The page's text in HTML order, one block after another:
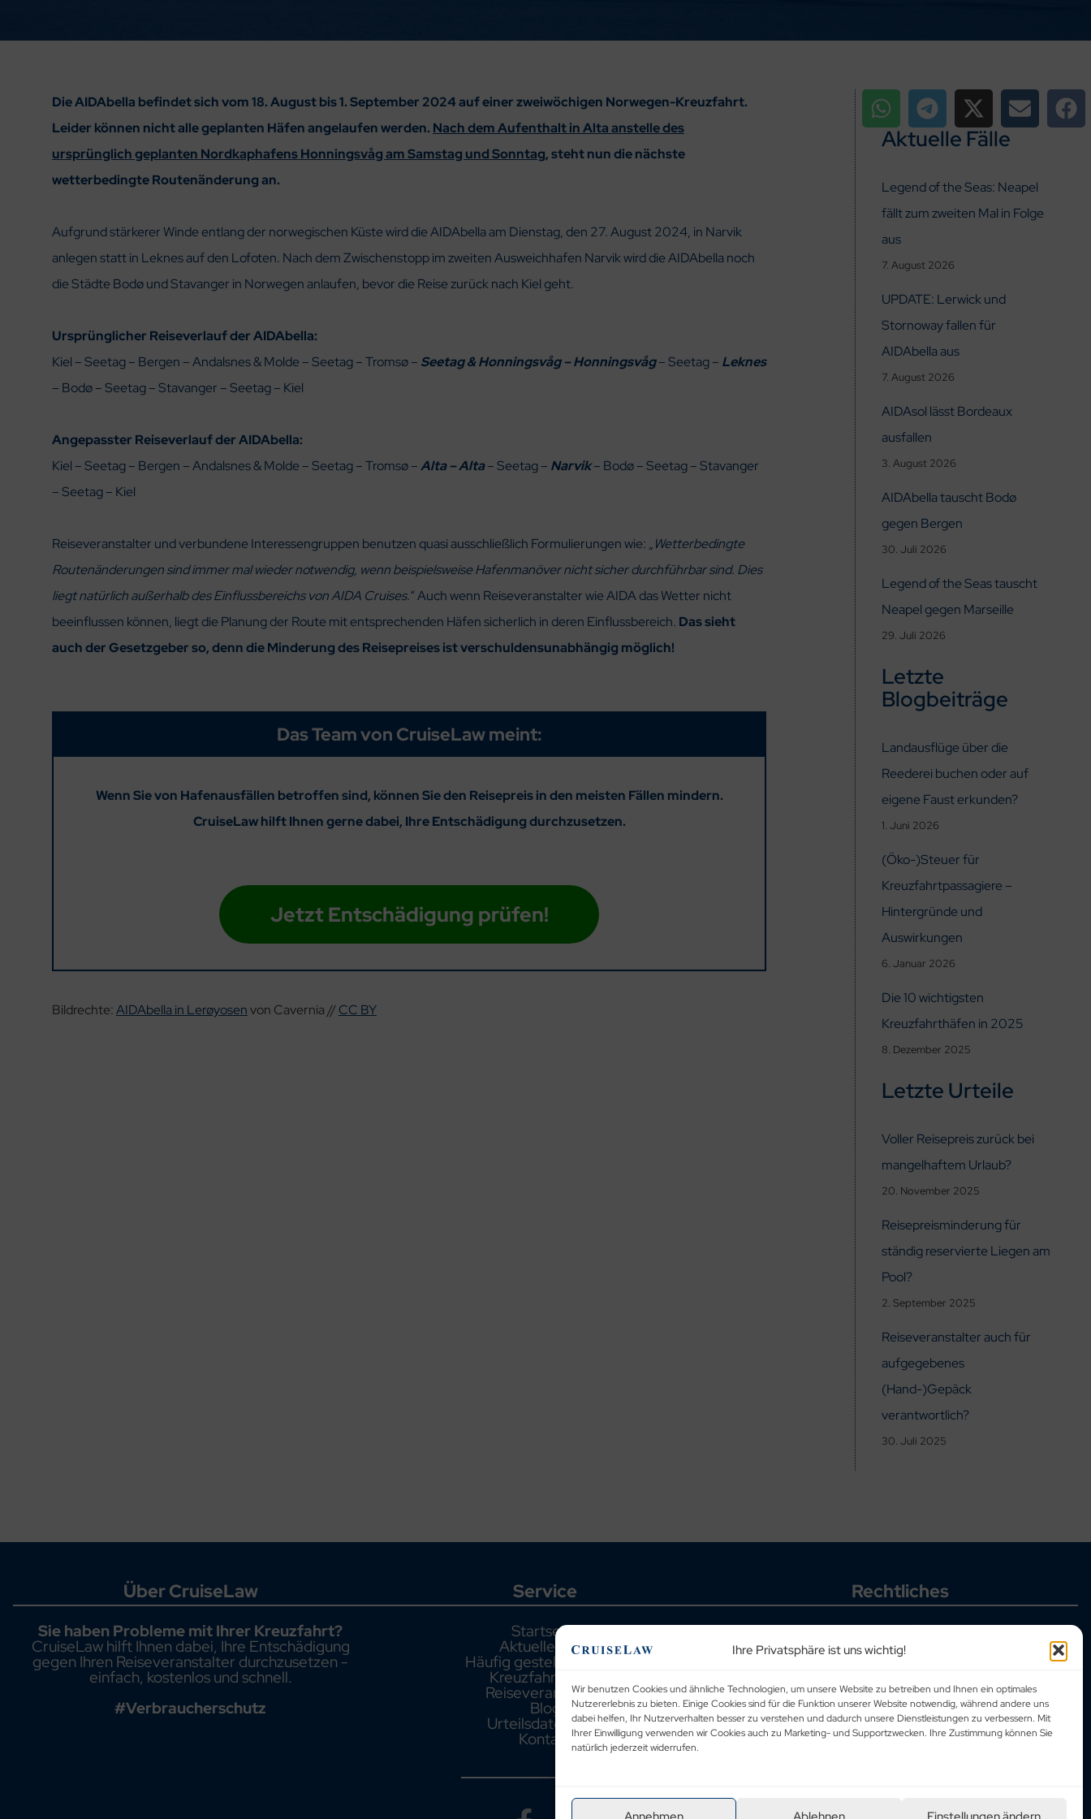
Ihre Privatsphäre ist uns wichtig!
Wir benutzen Cookies und ähnliche Technologien, um unsere Website zu betreiben und Ihnen ein optimales
Nutzererlebnis zu bieten. Einige Cookies sind für die Funktion unserer Website notwendig, während andere uns
dabei helfen, Ihr Nutzerverhalten besser zu verstehen und dadurch unsere Dienstleistungen zu verbessern. Mit
Ihrer Einwilligung verwenden wir Cookies auch zu Marketing- und Supportzwecken. Ihre Zustimmung können Sie
natürlich jederzeit widerrufen.
Die AIDAbella befindet sich vom 18. August bis 1. September 2024 auf einer zweiwöchigen Norwegen-Kreuzfahrt.
Leider können nicht alle geplanten Häfen angelaufen werden. Nach dem Aufenthalt in Alta anstelle des
ursprünglich geplanten Nordkaphafens Honningsvåg am Samstag und Sonntag, steht nun die nächste
wetterbedingte Routenänderung an.
Aufgrund stärkerer Winde entlang der norwegischen Küste wird die AIDAbella am Dienstag, den 27. August 2024, in Narvik
anlegen statt in Leknes auf den Lofoten. Nach dem Zwischenstopp im zweiten Ausweichhafen Narvik wird die AIDAbella noch
die Städte Bodø und Stavanger in Norwegen anlaufen, bevor die Reise zurück nach Kiel geht.
Ursprünglicher Reiseverlauf der AIDAbella:
Kiel – Seetag – Bergen – Andalsnes & Molde – Seetag – Tromsø – Seetag & Honningsvåg – Honningsvåg– Seetag – Leknes
– Bodø – Seetag – Stavanger – Seetag – Kiel
Angepasster Reiseverlauf der AIDAbella:
Kiel – Seetag – Bergen – Andalsnes & Molde – Seetag – Tromsø –Alta – Alta– Seetag – Narvik– Bodø – Seetag – Stavanger
– Seetag – Kiel
Reiseveranstalter und verbundene Interessengruppen benutzen quasi ausschließlich Formulierungen wie: „Wetterbedingte
Routenänderungen sind immer mal wieder notwendig, wenn beispielsweise Hafenmanöver nicht sicher durchführbar sind. Dies
liegt natürlich außerhalb des Einflussbereichs von AIDA Cruises.“ Auch wenn Reiseveranstalter wie AIDA das Wetter nicht
beeinflussen können, liegt die Planung der Route mit entsprechenden Häfen sicherlich in deren Einflussbereich. Das sieht
auch der Gesetzgeber so, denn die Minderung des Reisepreises ist verschuldensunabhängig möglich!
Das Team von CruiseLaw meint:
Wenn Sie von Hafenausfällen betroffen sind, können Sie den Reisepreis in den meisten Fällen mindern.
CruiseLaw hilft Ihnen gerne dabei, Ihre Entschädigung durchzusetzen.
Jetzt Entschädigung prüfen!
Bildrechte:AIDAbella in Lerøyosenvon Cavernia //CC BY
Aktuelle Fälle
Legend of the Seas: Neapel
fällt zum zweiten Mal in Folge
aus
7. August 2026
UPDATE: Lerwick und
Stornoway fallen für
AIDAbella aus
7. August 2026
AIDAsol lässt Bordeaux
ausfallen
3. August 2026
AIDAbella tauscht Bodø
gegen Bergen
30. Juli 2026
Legend of the Seas tauscht
Neapel gegen Marseille
29. Juli 2026
Letzte
Blogbeiträge
Landausflüge über die
Reederei buchen oder auf
eigene Faust erkunden?
1. Juni 2026
(Öko-)Steuer für
Kreuzfahrtpassagiere –
Hintergründe und
Auswirkungen
6. Januar 2026
Die 10 wichtigsten
Kreuzfahrthäfen in 2025
8. Dezember 2025
Letzte Urteile
Voller Reisepreis zurück bei
mangelhaftem Urlaub?
20. November 2025
Reisepreisminderung für
ständig reservierte Liegen am
Pool?
2. September 2025
Reiseveranstalter auch für
aufgegebenes
(Hand-)Gepäck
verantwortlich?
30. Juli 2025
Über CruiseLaw
Sie haben Probleme mit Ihrer Kreuzfahrt?
CruiseLaw hilft Ihnen dabei, Ihre Entschädigung
gegen Ihren Reiseveranstalter durchzusetzen -
einfach, kostenlos und schnell.
#Verbraucherschutz
Service
Startseite
Aktuelle Fälle
Häufig gestellte Fragen
Kreuzfahrthäfen
Reiseveranstalter
Blog
Urteilsdatenbank
Kontakt
Rechtliches
Allgemeine Geschäftsbedingungen
Datenschutzbestimmungen
Corporate Social Responsibility